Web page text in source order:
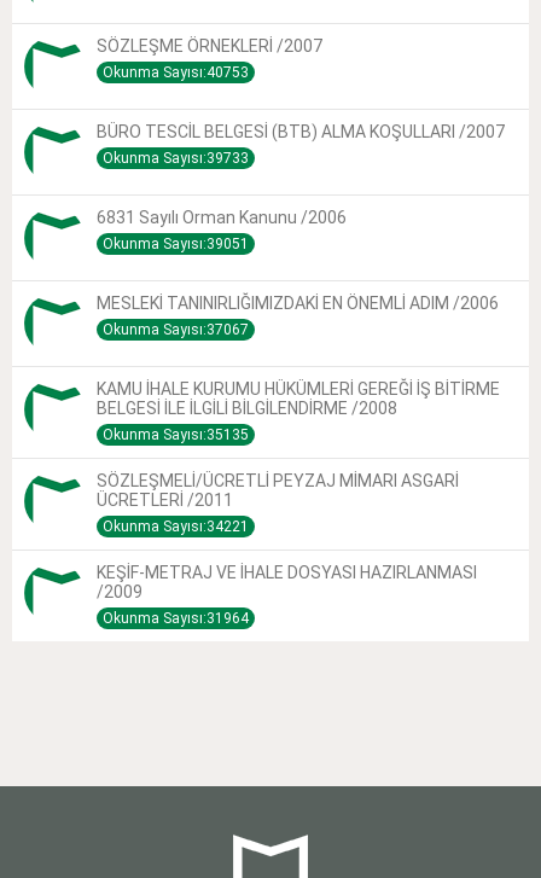
SÖZLEŞME ÖRNEKLERİ /2007
Okunma Sayısı:40753
BÜRO TESCİL BELGESİ (BTB) ALMA KOŞULLARI /2007
Okunma Sayısı:39733
6831 Sayılı Orman Kanunu /2006
Okunma Sayısı:39051
MESLEKİ TANINIRLIĞIMIZDAKİ EN ÖNEMLİ ADIM /2006
Okunma Sayısı:37067
KAMU İHALE KURUMU HÜKÜMLERİ GEREĞİ İŞ BİTİRME
BELGESİ İLE İLGİLİ BİLGİLENDİRME /2008
Okunma Sayısı:35135
SÖZLEŞMELİ/ÜCRETLİ PEYZAJ MİMARI ASGARİ
ÜCRETLERİ /2011
Okunma Sayısı:34221
KEŞİF-METRAJ VE İHALE DOSYASI HAZIRLANMASI
/2009
Okunma Sayısı:31964